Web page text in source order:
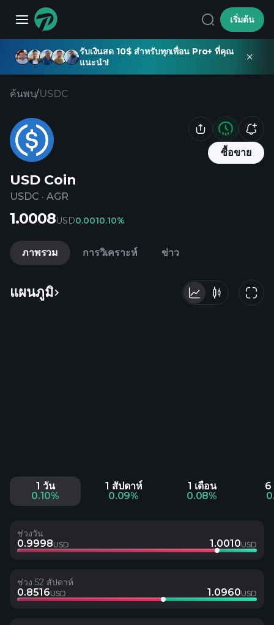
เริ่มต้น
รับเงินสด 10$ สำหรับทุกเพื่อน Pro+ ที่คุณ
แนะนำ!
ค้นพบ/USDC
ซื้อขาย
USD Coin
USDC · AGR
1.0008USD0.0010.10%
ภาพรวม การวิเคราะห์ ข่าว
แผนภูมิ
1 วัน
0.10%
1 สัปดาห์
0.09%
1 เดือน
0.08%
6
ช่วงวัน
0.9998USD 1.0010USD
ช่วง 52 สัปดาห์
0.8516USD 1.0960USD